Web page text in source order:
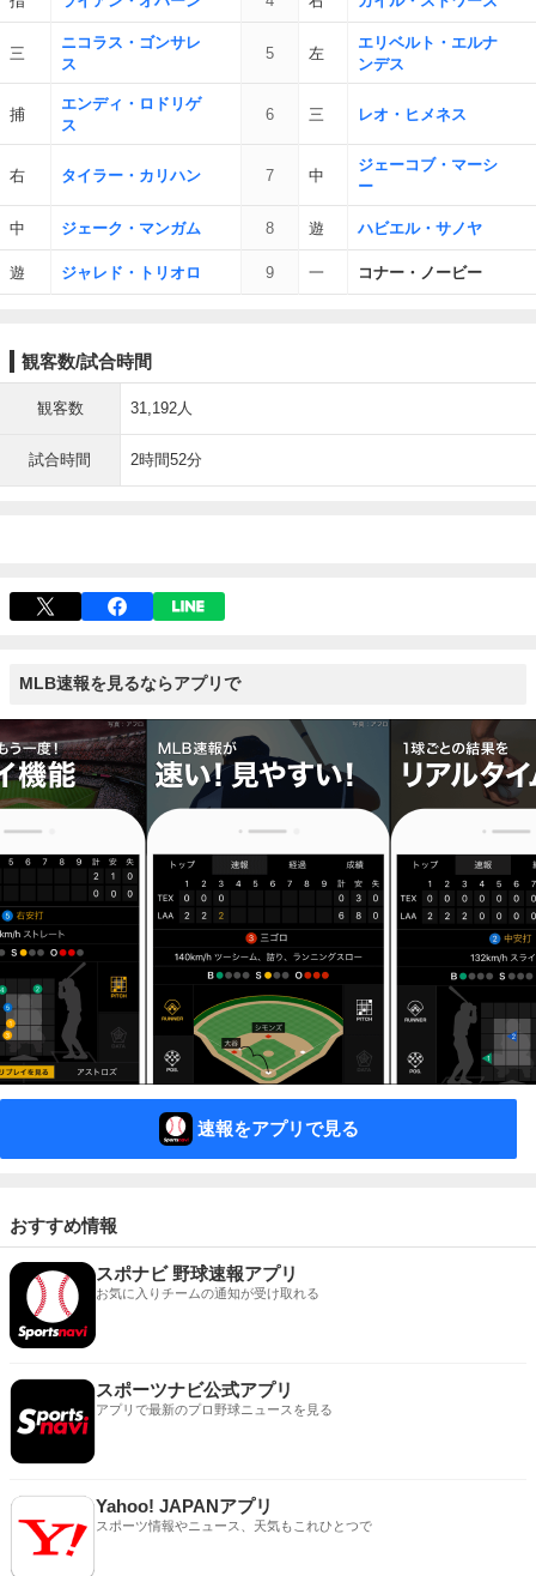
三
ニコラス・ゴンサレ
ス
5 左
エリベルト・エルナ
ンデス
捕
エンディ・ロドリゲ
ス
6 三 レオ・ヒメネス
右 タイラー・カリハン 7 中
ジェーコブ・マーシ
ー
中 ジェーク・マンガム 8 遊 ハビエル・サノヤ
遊 ジャレド・トリオロ 9 一 コナー・ノービー
観客数/試合時間
観客数 31,192人
試合時間 2時間52分
MLB速報を見るならアプリで
速報をアプリで見る
おすすめ情報
スポナビ 野球速報アプリ
お気に入りチームの通知が受け取れる
スポーツナビ公式アプリ
アプリで最新のプロ野球ニュースを見る
Yahoo! JAPANアプリ
スポーツ情報やニュース、天気もこれひとつで